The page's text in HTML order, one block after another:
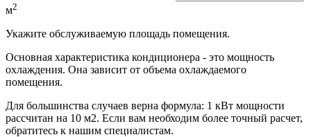
м2
Укажите обслуживаемую площадь помещения.
Основная характеристика кондиционера - это мощность
охлаждения. Она зависит от объема охлаждаемого
помещения.
Для большинства случаев верна формула: 1 кВт мощности
рассчитан на 10 м2. Если вам необходим более точный расчет,
обратитесь к нашим специалистам.